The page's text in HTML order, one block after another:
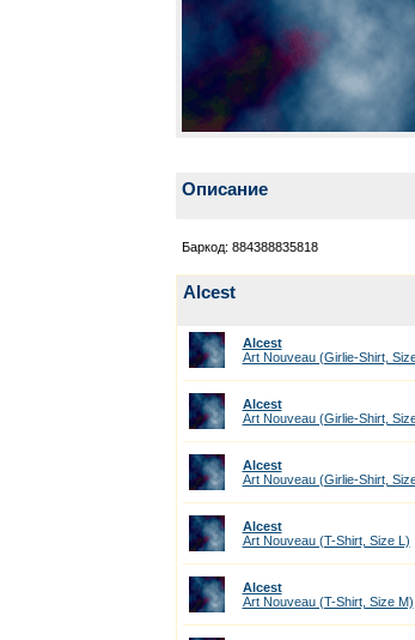
Описание
Баркод: 884388835818
Alcest
Alcest
Art Nouveau (Girlie-Shirt,
Alcest
Art Nouveau (Girlie-Shirt,
Alcest
Art Nouveau (Girlie-Shirt,
Alcest
Art Nouveau (T-Shirt, Size L)
Alcest
Art Nouveau (T-Shirt, Size M)